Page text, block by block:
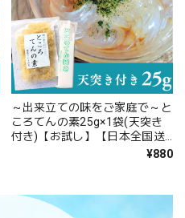
～出来立ての味をご家庭で～と
ころてんの素25g×1袋(天突き
付き)【お試し】【日本全国送
¥880